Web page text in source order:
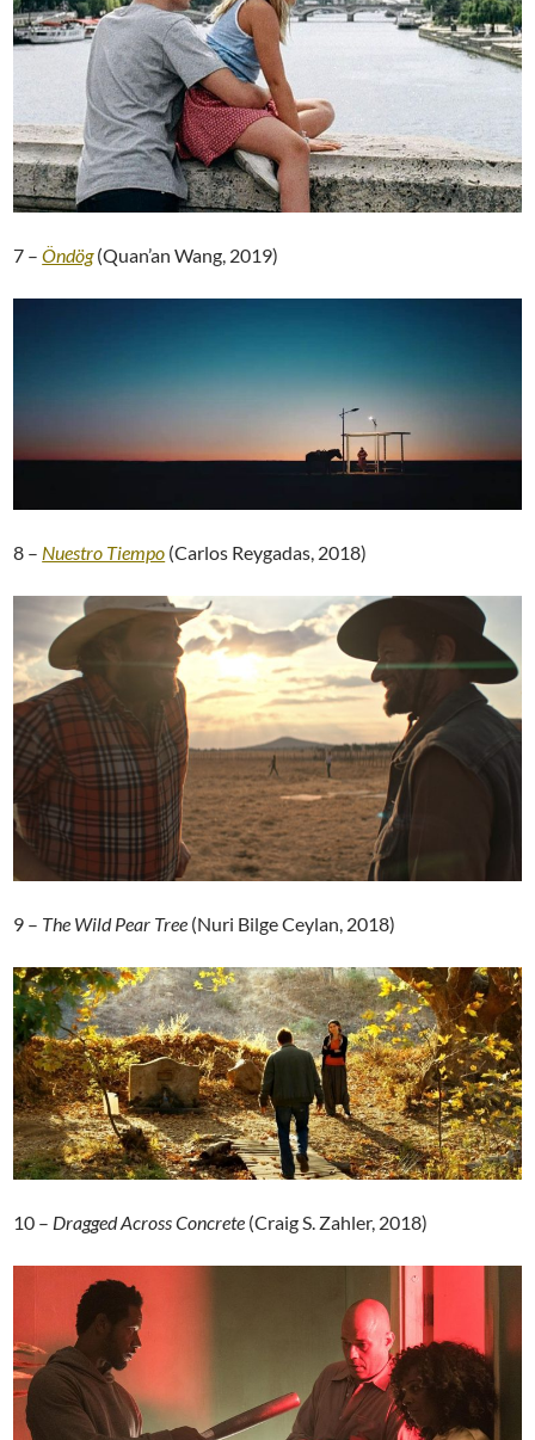
7 –Öndög(Quan’an Wang, 2019)
8 – Nuestro Tiempo (Carlos Reygadas, 2018)
9 – The Wild Pear Tree (Nuri Bilge Ceylan, 2018)
10 – Dragged Across Concrete (Craig S. Zahler, 2018)